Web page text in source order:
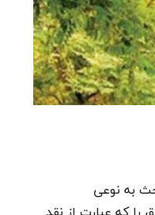
به نوعی